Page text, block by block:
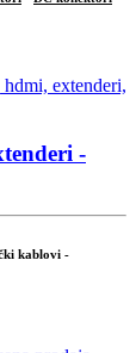
-
kablovi -